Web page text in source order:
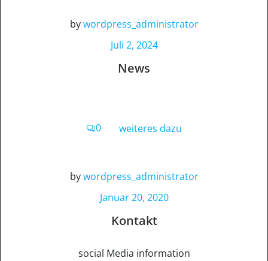
bywordpress_administrator
Juli 2, 2024
News
0 weiteres dazu
bywordpress_administrator
Januar 20, 2020
Kontakt
social Media information